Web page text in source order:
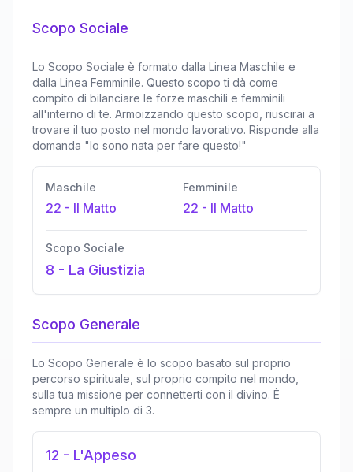
Scopo Sociale
Lo Scopo Sociale è formato dalla Linea Maschile e
dalla Linea Femminile. Questo scopo ti dà come
compito di bilanciare le forze maschili e femminili
all'interno di te. Armoizzando questo scopo, riuscirai a
trovare il tuo posto nel mondo lavorativo. Risponde alla
domanda "Io sono nata per fare questo!"
Maschile
22 - Il Matto
Femminile
22 - Il Matto
Scopo Sociale
8 - La Giustizia
Scopo Generale
Lo Scopo Generale è lo scopo basato sul proprio
percorso spirituale, sul proprio compito nel mondo,
sulla tua missione per connetterti con il divino. È
sempre un multiplo di 3.
12 - L'Appeso